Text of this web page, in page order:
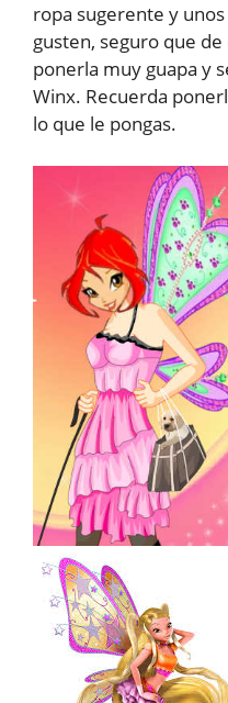
ropa sugerente y
gusten, seguro que
ponerla muy guapa y
Winx. Recuerda
lo que le pongas.